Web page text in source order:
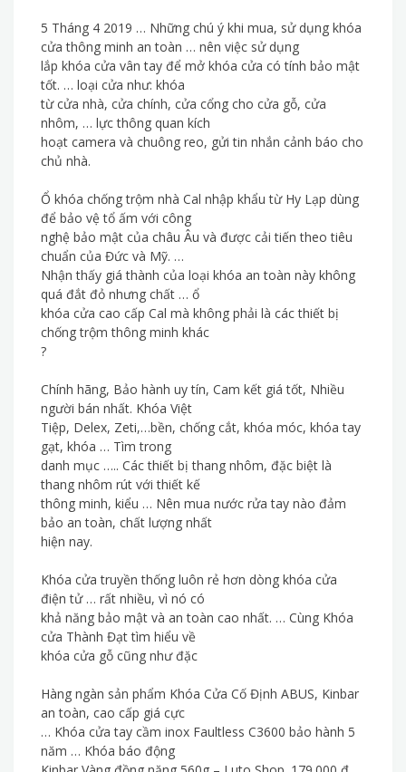
5 Tháng 4 2019 … Những chú ý khi mua, sử dụng khóa
cửa thông minh an toàn … nên việc sử dụng
lắp khóa cửa vân tay để mở khóa cửa có tính bảo mật
tốt. … loại cửa như: khóa
từ cửa nhà, cửa chính, cửa cổng cho cửa gỗ, cửa
nhôm, … lực thông quan kích
hoạt camera và chuông reo, gửi tin nhắn cảnh báo cho
chủ nhà.
Ổ khóa chống trộm nhà Cal nhập khẩu từ Hy Lạp dùng
để bảo vệ tổ ấm với công
nghệ bảo mật của châu Âu và được cải tiến theo tiêu
chuẩn của Đức và Mỹ. …
Nhận thấy giá thành của loại khóa an toàn này không
quá đắt đỏ nhưng chất … ổ
khóa cửa cao cấp Cal mà không phải là các thiết bị
chống trộm thông minh khác
?
Chính hãng, Bảo hành uy tín, Cam kết giá tốt, Nhiều
người bán nhất. Khóa Việt
Tiệp, Delex, Zeti,…bền, chống cắt, khóa móc, khóa tay
gạt, khóa … Tìm trong
danh mục ….. Các thiết bị thang nhôm, đặc biệt là
thang nhôm rút với thiết kế
thông minh, kiểu … Nên mua nước rửa tay nào đảm
bảo an toàn, chất lượng nhất
hiện nay.
Khóa cửa truyền thống luôn rẻ hơn dòng khóa cửa
điện tử … rất nhiều, vì nó có
khả năng bảo mật và an toàn cao nhất. … Cùng Khóa
cửa Thành Đạt tìm hiểu về
khóa cửa gỗ cũng như đặc
Hàng ngàn sản phẩm Khóa Cửa Cố Định ABUS, Kinbar
an toàn, cao cấp giá cực
… Khóa cửa tay cầm inox Faultless C3600 bảo hành 5
năm … Khóa báo động